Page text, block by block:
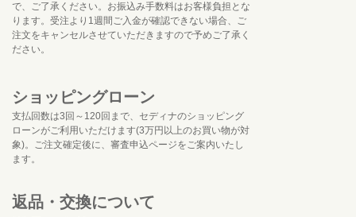
で、ご了承ください。お振込み手数料はお客様負担とな
ります。受注より1週間ご入金が確認できない場合、ご
注文をキャンセルさせていただきますので予めご了承く
ださい。
ショッピングローン
支払回数は3回～120回まで、セディナのショッピング
ローンがご利用いただけます(3万円以上のお買い物が対
象)。ご注文確定後に、審査申込ページをご案内いたし
ます。
返品・交換について